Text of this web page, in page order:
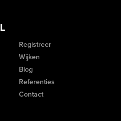
Registreer
Wijken
Blog
Referenties
Contact